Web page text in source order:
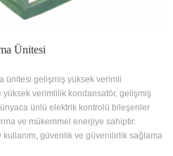
Ünitesi
ünitesi gelişmiş yüksek verimli
yüksek verimlilik kondansatör, gelişmiş
ünlü elektrik kontrolü bileşenler
ve mükemmel enerjiye sahiptir.
güvenlik ve güvenilirlik sağlama